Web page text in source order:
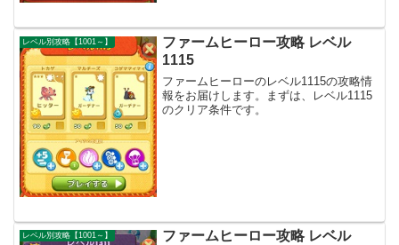
レベル別攻略【1001～】
ファームヒーロー攻略 レベル
1115
ファームヒーローのレベル1115の攻略情
報をお届けします。まずは、レベル1115
のクリア条件です。
レベル別攻略【1001～】
ファームヒーロー攻略 レベル